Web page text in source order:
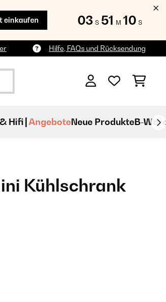
einkaufen 03 S 51 M 09 S
Hilfe, FAQs und Rücksendung
Hifi AngeboteNeue ProdukteB-
Kühlschrank​